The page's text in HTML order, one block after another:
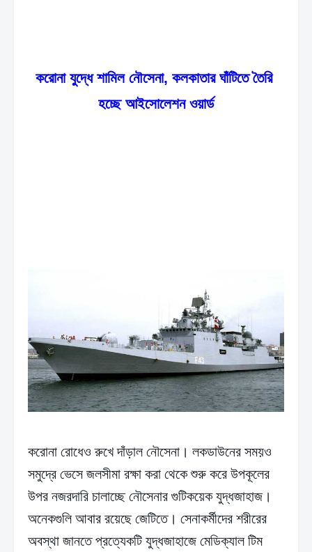
করোনা যুদ্ধে শামিল নৌসেনা, কলকাতার ঘাঁটিতে তৈরি
হচ্ছে আইসোলেশন ওয়ার্ড
করোনা রোধেও রুখে দাঁড়াল নৌসেনা। লকডাউনের সময়ও
সমুদ্রে ভেসে জলসীমা রক্ষা করা থেকে শুরু করে উপকূলের
উপর নজরদারি চালাচ্ছে নৌসেনার গুটিকয়েক যুদ্ধজাহাজ।
অনেকগুলি আবার রয়েছে জেটিতে। সেনাকর্মীদের শরীরের
অবস্থা জানতে প্রত্যেকটি যুদ্ধজাহাজে মেডিক্যাল টিম